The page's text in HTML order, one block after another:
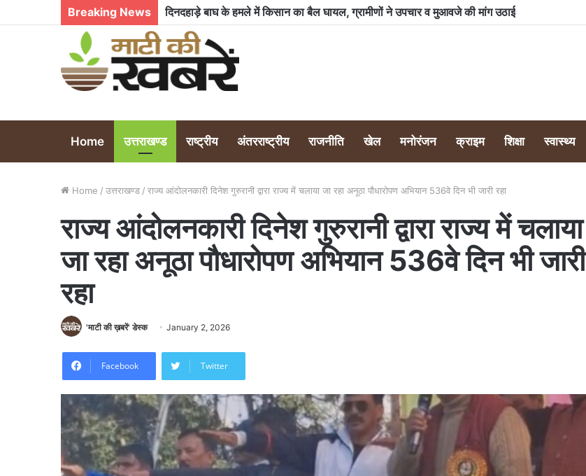
Breaking News कुमाऊं आयुक्त से लेकर विधायक तक को मिले एसआईआर नोटिस, मतदाता सत्यापन के लिए मांगी गई जानकारी
Home उत्तराखण्ड राष्ट्रीय अंतरराष्ट्रीय राजनीति खेल मनोरंजन क्राइम शिक्षा स्वास्थ्य
Home / उत्तराखण्ड / राज्य आंदोलनकारी दिनेश गुरुरानी द्वारा राज्य में चलाया जा रहा अनूठा पौधारोपण अभियान 536वे दिन भी जारी रहा
राज्य आंदोलनकारी दिनेश गुरुरानी द्वारा राज्य में चलाया
जा रहा अनूठा पौधारोपण अभियान 536वे दिन भी जारी
रहा
'माटी की ख़बरें' डेस्क January 2, 2026
Facebook Twitter